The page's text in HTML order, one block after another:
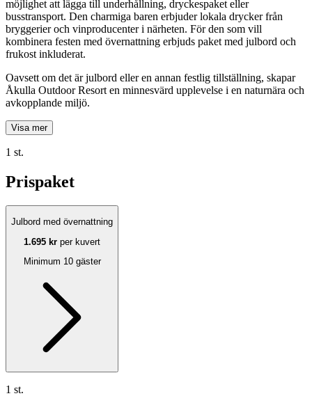
möjlighet att lägga till underhållning, dryckespaket eller
busstransport. Den charmiga baren erbjuder lokala drycker från
bryggerier och vinproducenter i närheten. För den som vill
kombinera festen med övernattning erbjuds paket med julbord och
frukost inkluderat.
Oavsett om det är julbord eller en annan festlig tillställning, skapar
Åkulla Outdoor Resort en minnesvärd upplevelse i en naturnära och
avkopplande miljö.
Visa mer
1 st.
Prispaket
Julbord med övernattning
1.695 kr per kuvert
Minimum 10 gäster
1 st.